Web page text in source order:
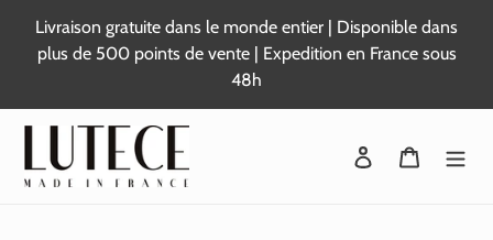
contenu
Livraison gratuite dans le monde entier | Disponible dans
plus de 500 points de vente | Expedition en France sous
48h
Se connecter
Panier